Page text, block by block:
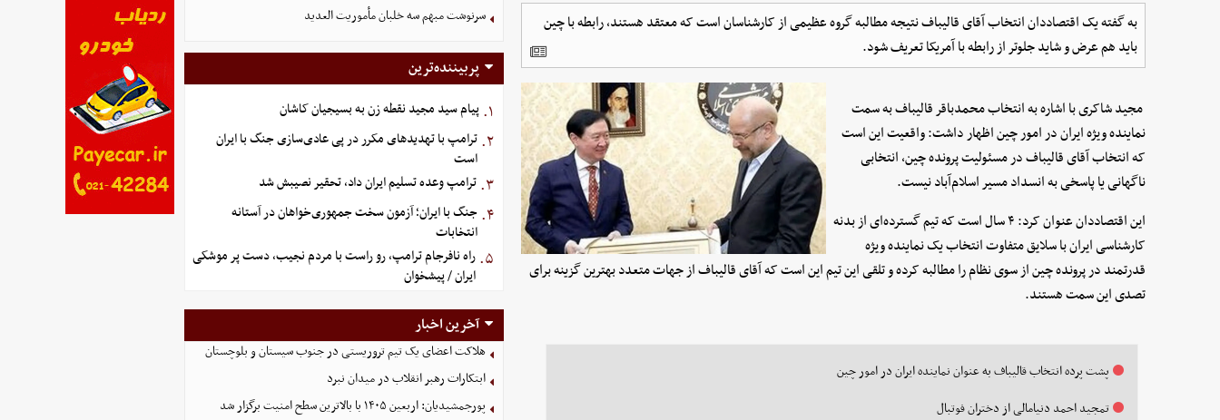
به گفته یک اقتصاددان انتخاب آقای قالیباف نتیجه مطالبه گروه عظیمی از کارشناسان است که معتقد هستند، رابطه با چین
باید هم‌ عرض و شاید جلوتر از رابطه با آمریکا تعریف شود.
مجید شاکری با اشاره به انتخاب محمدباقر قالیباف به سمت
نماینده ویژه ایران در امور چین اظهار داشت: واقعیت این است
که انتخاب آقای قالیباف در مسئولیت پرونده چین، انتخابی
ناگهانی یا پاسخی به انسداد مسیر اسلام‌آباد نیست.
این اقتصاددان عنوان کرد: ۴ سال است که تیم گسترده‌ای از بدنه
کارشناسی ایران با سلایق متفاوت انتخاب یک نماینده ویژه
قدرتمند در پرونده چین از سوی نظام را مطالبه کرده و تلقی این تیم این است که آقای قالیباف از جهات متعدد بهترین گزینه برای
تصدی این سمت هستند.
پشت پرده انتخاب قالیباف به عنوان نماینده ایران در امور چین
تمجید احمد دنیامالی از دختران فوتبال
سرنوشت مبهم سه خلبان مأموریت العدید
پربیننده‌ترین
۱. پیام سید مجید نقطه زن به بسیجیان کاشان
۲. ترامپ با تهدیدهای مکرر در پی عادی‌سازی جنگ با ایران
است
۳. ترامپ وعده تسلیم ایران داد، تحقیر نصیبش شد
۴. جنگ با ایران؛ آزمون سخت جمهوری‌خواهان در آستانه
انتخابات
۵. راه نافرجام ترامپ، رو راست با مردم نجیب، دست پر موشکی
ایران / پیشخوان
آخرین اخبار
هلاکت اعضای یک تیم تروریستی در جنوب سیستان و بلوچستان
ابتکارات رهبر انقلاب در میدان نبرد
پورجمشیدیان: اربعین ۱۴۰۵ با بالاترین سطح امنیت برگزار شد